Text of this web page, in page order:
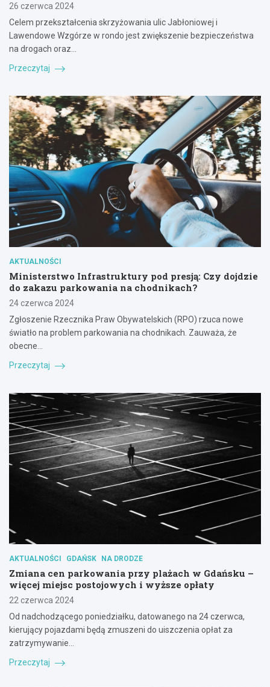
26 czerwca 2024
Celem przekształcenia skrzyżowania ulic Jabłoniowej i
Lawendowe Wzgórze w rondo jest zwiększenie bezpieczeństwa
na drogach oraz…
Przeczytaj
AKTUALNOŚCI
Ministerstwo Infrastruktury pod presją: Czy dojdzie
do zakazu parkowania na chodnikach?
24 czerwca 2024
Zgłoszenie Rzecznika Praw Obywatelskich (RPO) rzuca nowe
światło na problem parkowania na chodnikach. Zauważa, że
obecne…
Przeczytaj
AKTUALNOŚCI GDAŃSK NA DRODZE
Zmiana cen parkowania przy plażach w Gdańsku –
więcej miejsc postojowych i wyższe opłaty
22 czerwca 2024
Od nadchodzącego poniedziałku, datowanego na 24 czerwca,
kierujący pojazdami będą zmuszeni do uiszczenia opłat za
zatrzymywanie…
Przeczytaj